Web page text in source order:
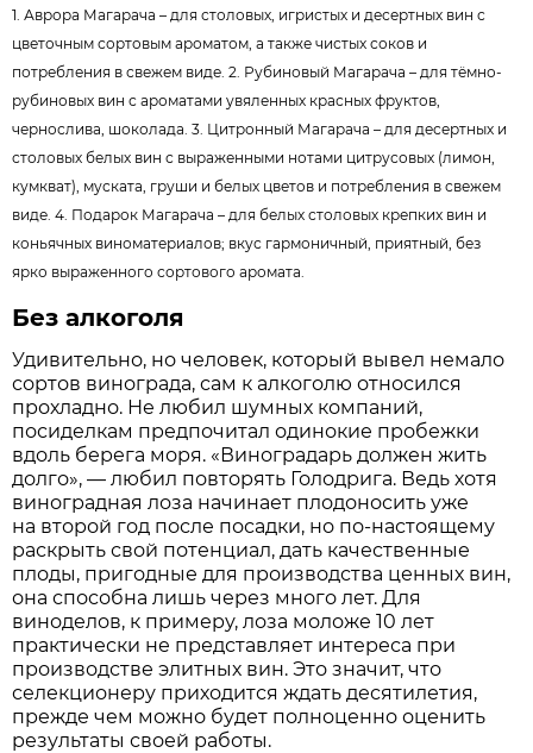
1. Аврора Магарача – для столовых, игристых и десертных вин с
цветочным сортовым ароматом, а также чистых соков и
потребления в свежем виде. 2. Рубиновый Магарача – для тёмно-
рубиновых вин с ароматами увяленных красных фруктов,
чернослива, шоколада. 3. Цитронный Магарача – для десертных и
столовых белых вин с выраженными нотами цитрусовых (лимон,
кумкват), муската, груши и белых цветов и потребления в свежем
виде. 4. Подарок Магарача – для белых столовых крепких вин и
коньячных виноматериалов; вкус гармоничный, приятный, без
ярко выраженного сортового аромата.
Без алкоголя
Удивительно, но человек, который вывел немало
сортов винограда, сам к алкоголю относился
прохладно. Не любил шумных компаний,
посиделкам предпочитал одинокие пробежки
вдоль берега моря. «Виноградарь должен жить
долго», — любил повторять Голодрига. Ведь хотя
виноградная лоза начинает плодоносить уже
на второй год после посадки, но по-настоящему
раскрыть свой потенциал, дать качественные
плоды, пригодные для производства ценных вин,
она способна лишь через много лет. Для
виноделов, к примеру, лоза моложе 10 лет
практически не представляет интереса при
производстве элитных вин. Это значит, что
селекционеру приходится ждать десятилетия,
прежде чем можно будет полноценно оценить
результаты своей работы.